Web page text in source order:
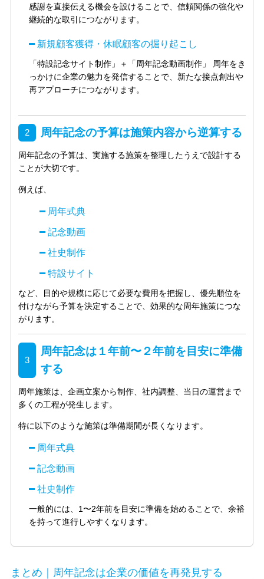
感謝を直接伝える機会を設けることで、信頼関係の強化や
継続的な取引につながります。
新規顧客獲得・休眠顧客の掘り起こし
「特設記念サイト制作」＋「周年記念動画制作」
周年をき
っかけに企業の魅力を発信することで、新たな接点創出や
再アプローチにつながります。
周年記念の予算は施策内容から逆算する
周年記念の予算は、実施する施策を整理したうえで設計する
ことが大切です。
例えば、
周年式典
記念動画
社史制作
特設サイト
など、目的や規模に応じて必要な費用を把握し、優先順位を
付けながら予算を決定することで、効果的な周年施策につな
がります。
周年記念は１年前〜２年前を目安に準備
する
周年施策は、企画立案から制作、社内調整、当日の運営まで
多くの工程が発生します。
特に以下のような施策は準備期間が長くなります。
周年式典
記念動画
社史制作
一般的には、1〜2年前を目安に準備を始めることで、余裕
を持って進行しやすくなります。
まとめ｜周年記念は企業の価値を再発見する